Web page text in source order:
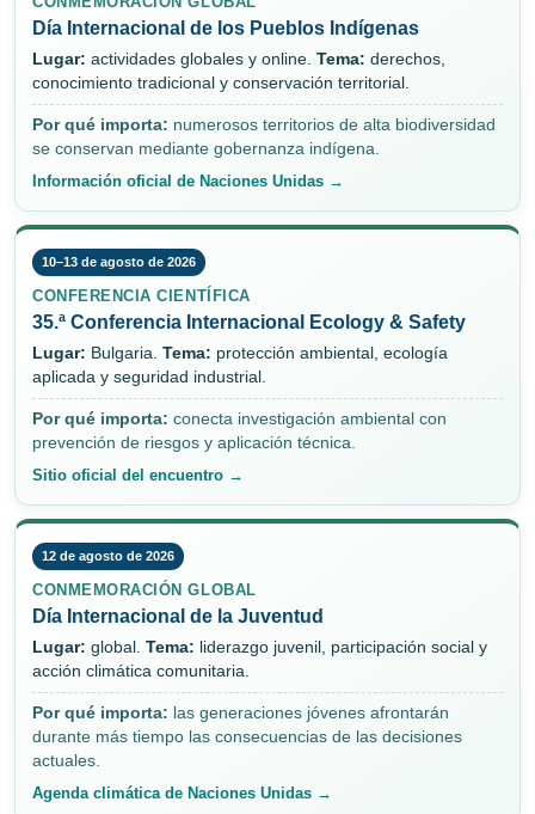
Día Internacional de los Pueblos Indígenas
Lugar: actividades globales y online. Tema: derechos,
conocimiento tradicional y conservación territorial.
Por qué importa: numerosos territorios de alta biodiversidad
se conservan mediante gobernanza indígena.
Información oficial de Naciones Unidas →
10–13 de agosto de 2026
CONFERENCIA CIENTÍFICA
35.ª Conferencia Internacional Ecology & Safety
Lugar: Bulgaria. Tema: protección ambiental, ecología
aplicada y seguridad industrial.
Por qué importa: conecta investigación ambiental con
prevención de riesgos y aplicación técnica.
Sitio oficial del encuentro →
12 de agosto de 2026
CONMEMORACIÓN GLOBAL
Día Internacional de la Juventud
Lugar: global. Tema: liderazgo juvenil, participación social y
acción climática comunitaria.
Por qué importa: las generaciones jóvenes afrontarán
durante más tiempo las consecuencias de las decisiones
actuales.
Agenda climática de Naciones Unidas →